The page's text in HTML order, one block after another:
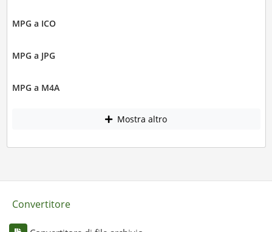
MPG a ICO
MPG a JPG
MPG a M4A
Mostra altro
Convertitore